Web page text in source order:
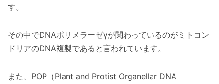
す。
その中でDNAポリメラーゼγが関わっているのがミトコン
ドリアのDNA複製であると言われています。
また、POP（Plant and Protist Organellar DNA